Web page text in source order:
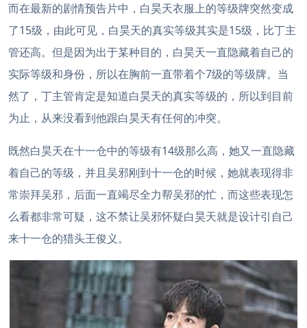
而在最新的剧情预告片中，白昊天衣服上的等级牌突然变成
了15级，由此可见，白昊天的真实等级其实是15级，比丁主
管还高。但是因为出于某种目的，白昊天一直隐藏着自己的
实际等级和身份，所以在胸前一直带着个7级的等级牌。当
然了，丁主管肯定是知道白昊天的真实等级的，所以到目前
为止，从来没看到他跟白昊天有任何的冲突。
既然白昊天在十一仓中的等级有14级那么高，她又一直隐藏
着自己的等级，并且吴邪刚到十一仓的时候，她就表现得非
常崇拜吴邪，后面一直竭尽全力帮吴邪的忙，而这些表现怎
么看都非常可疑，这不禁让吴邪怀疑白昊天就是设计引自己
来十一仓的猎头王俊义。